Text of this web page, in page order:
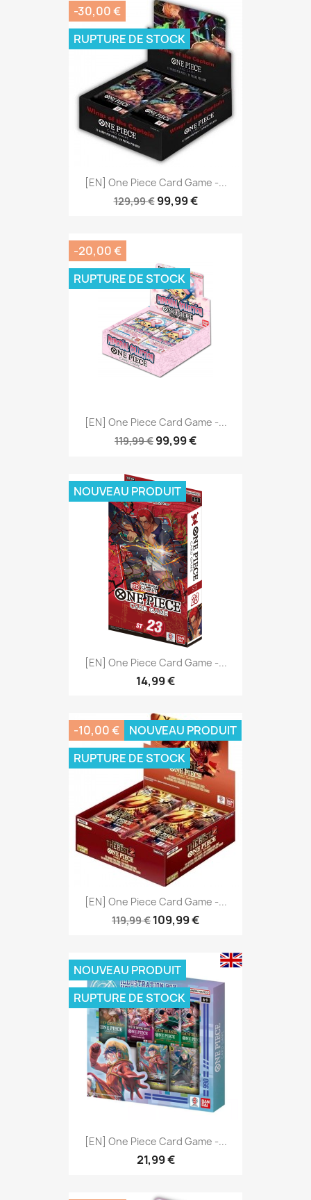
[EN] One Piece Card Game -...
129,99 € 99,99 €
-30,00 €
RUPTURE DE STOCK
[EN] One Piece Card Game -...
119,99 € 99,99 €
-20,00 €
RUPTURE DE STOCK
[EN] One Piece Card Game -...
14,99 €
NOUVEAU PRODUIT
[EN] One Piece Card Game -...
119,99 € 109,99 €
-10,00 €
NOUVEAU PRODUIT
RUPTURE DE STOCK
[EN] One Piece Card Game -...
21,99 €
NOUVEAU PRODUIT
RUPTURE DE STOCK